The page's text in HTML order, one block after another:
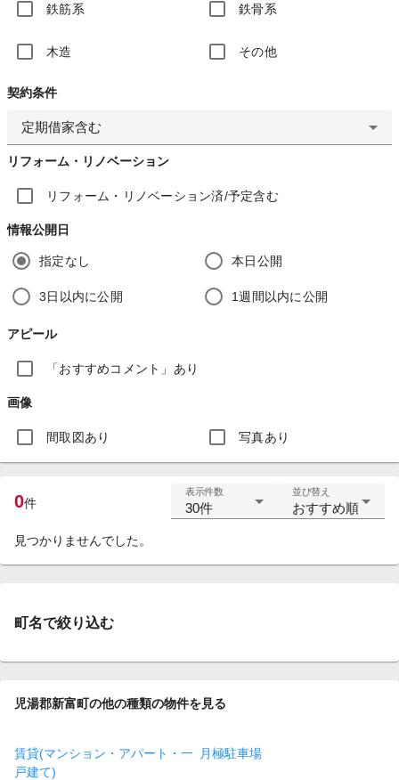
鉄筋系 鉄骨系
木造 その他
契約条件
定期借家含む
リフォーム・リノベーション
リフォーム・リノベーション済/予定含む
情報公開日
指定なし 本日公開
3日以内に公開 1週間以内に公開
アピール
「おすすめコメント」あり
画像
間取図あり 写真あり
0件
表示件数
30件
並び替え
おすすめ順
見つかりませんでした。
町名で絞り込む
児湯郡新富町の他の種類の物件を見る
賃貸(マンション・アパート・一
戸建て)
月極駐車場